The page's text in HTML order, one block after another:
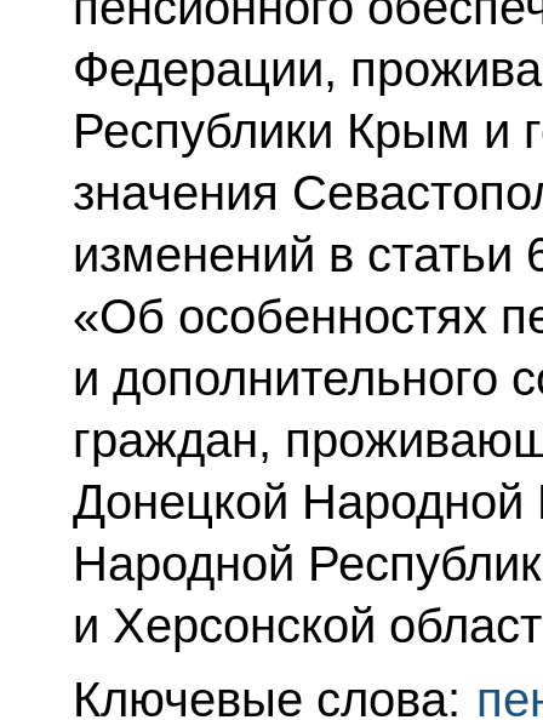
Федерации,
Республики Крым и
значения
изменений в статьи
«Об особенностях
и дополнительного
граждан,
Донецкой Народной
Народной
и Херсонской
Ключевые слова: